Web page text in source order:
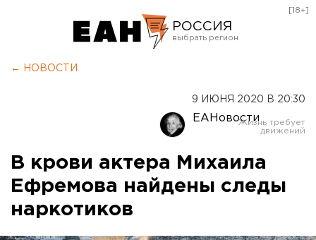
РОССИЯ
Оренбург
[18+]
← НОВОСТИ
9 ИЮНЯ 2020 В 20:30
ЕАНовости
В крови актера Михаила
Ефремова найдены следы
наркотиков